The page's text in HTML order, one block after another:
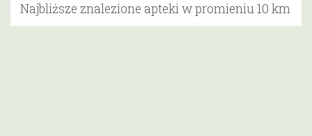
Najbliższe znalezione apteki w promieniu 10 km